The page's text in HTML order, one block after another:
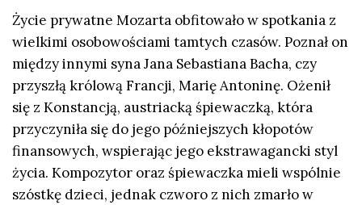
Życie prywatne Mozarta obfitowało w spotkania z
wielkimi osobowościami tamtych czasów. Poznał on
między innymi syna Jana Sebastiana Bacha, czy
przyszłą królową Francji, Marię Antoninę. Ożenił
się z Konstancją, austriacką śpiewaczką, która
przyczyniła się do jego późniejszych kłopotów
finansowych, wspierając jego ekstrawagancki styl
życia. Kompozytor oraz śpiewaczka mieli wspólnie
szóstkę dzieci, jednak czworo z nich zmarło w